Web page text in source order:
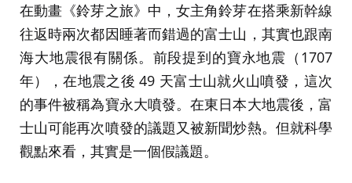
在動畫《鈴芽之旅》中，女主角鈴芽在搭乘新幹線
往返時兩次都因睡著而錯過的富士山，其實也跟南
海大地震很有關係。前段提到的寶永地震（1707
年），在地震之後 49 天富士山就火山噴發，這次
的事件被稱為寶永大噴發。在東日本大地震後，富
士山可能再次噴發的議題又被新聞炒熱。但就科學
觀點來看，其實是一個假議題。